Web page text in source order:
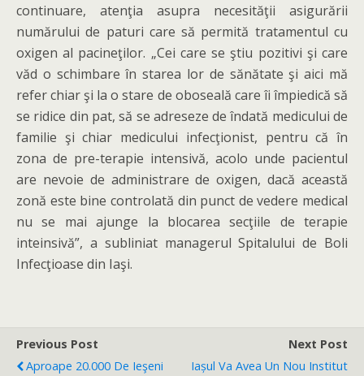
continuare, atenţia asupra necesităţii asigurării
numărului de paturi care să permită tratamentul cu
oxigen al pacineţilor. „Cei care se ştiu pozitivi şi care
văd o schimbare în starea lor de sănătate şi aici mă
refer chiar şi la o stare de oboseală care îi împiedică să
se ridice din pat, să se adreseze de îndată medicului de
familie şi chiar medicului infecţionist, pentru că în
zona de pre-terapie intensivă, acolo unde pacientul
are nevoie de administrare de oxigen, dacă această
zonă este bine controlată din punct de vedere medical
nu se mai ajunge la blocarea secţiile de terapie
inteinsivă”, a subliniat managerul Spitalului de Boli
Infecţioase din Iaşi.
Previous Post
Aproape 20.000 De Ieşeni
Next Post
Iașul Va Avea Un Nou Institut